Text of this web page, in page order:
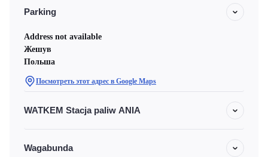
Parking
Address not available
Жешув
Польша
Посмотреть этот адрес в Google Maps
WATKEM Stacja paliw ANIA
Wagabunda